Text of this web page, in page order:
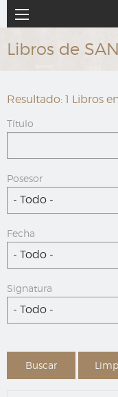
al
contenido
principal
Navegación
principal
Libros de
Resultado: 1 Libros
Título
Posesor
- Todo -
Fecha
- Todo -
Signatura
- Todo -